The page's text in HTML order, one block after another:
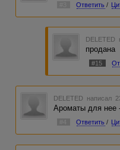
Ответить /
DELETED
продана
#15
DELETED написал
Ароматы для нее
#4 Ответить /